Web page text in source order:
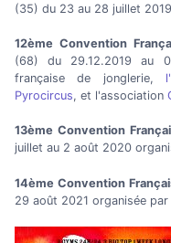
(35) du 23 au 28 juillet
12ème Convention
(68) du 29.12.2019 au
française de jonglerie,
Pyrocircus, et l'association
13ème Convention
juillet au 2 août 2020
14ème Convention
29 août 2021 organisée